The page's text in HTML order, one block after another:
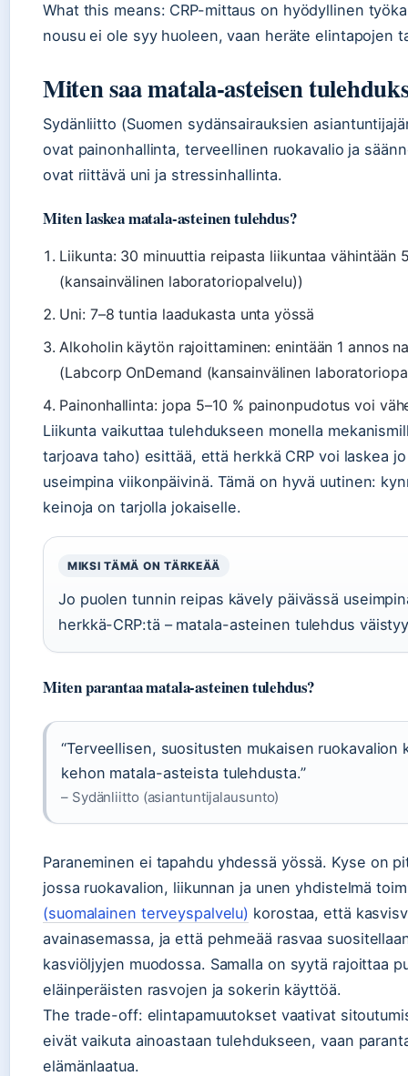
What this means: CRP-mittaus on hyödyllinen
nousu ei ole syy huoleen, vaan heräte elintapojen
Miten saa matala-asteisen
Sydänliitto (Suomen sydänsairauksien
ovat painonhallinta, terveellinen ruokavalio ja
ovat riittävä uni ja stressinhallinta.
Miten laskea matala-asteinen tulehdus?
Liikunta: 30 minuuttia reipasta liikuntaa vähintään
(kansainvälinen laboratoriopalvelu))
Uni: 7–8 tuntia laadukasta unta yössä
Alkoholin käytön rajoittaminen: enintään 1 annos
(Labcorp OnDemand (kansainvälinen
Painonhallinta: jopa 5–10 % painonpudotus voi
Liikunta vaikuttaa tulehdukseen monella
tarjoava taho) esittää, että herkkä CRP voi laskea
useimpina viikonpäivinä. Tämä on hyvä uutinen:
keinoja on tarjolla jokaiselle.
MIKSI TÄMÄ ON TÄRKEÄÄ
Jo puolen tunnin reipas kävely päivässä
herkkä-CRP:tä – matala-asteinen tulehdus
Miten parantaa matala-asteinen tulehdus?
“Terveellisen, suositusten mukaisen
kehon matala-asteista tulehdusta.”
– Sydänliitto (asiantuntijalausunto)
Paraneminen ei tapahdu yhdessä yössä. Kyse on
jossa ruokavalion, liikunnan ja unen yhdistelmä
(suomalainen terveyspalvelu) korostaa, että
avainasemassa, ja että pehmeää rasvaa
kasviöljyjen muodossa. Samalla on syytä rajoittaa
eläinperäisten rasvojen ja sokerin käyttöä.
The trade-off: elintapamuutokset vaativat
eivät vaikuta ainoastaan tulehdukseen, vaan
elämänlaatua.